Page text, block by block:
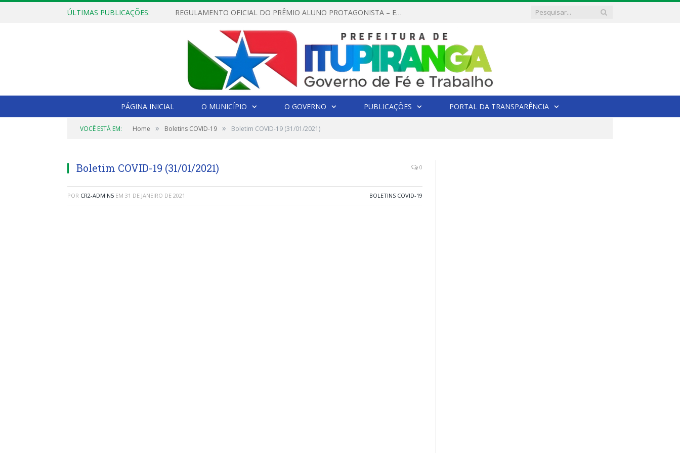
ÚLTIMAS PUBLICAÇÕES: REGULAMENTO OFICIAL DO PRÊMIO ALUNO PROTAGONISTA – EDIÇÃO 2026
PÁGINA INICIAL O MUNICÍPIO O GOVERNO PUBLICAÇÕES PORTAL DA TRANSPARÊNCIA
VOCÊ ESTÁ EM: Home » Boletins COVID-19 » Boletim COVID-19 (31/01/2021)
Boletim COVID-19 (31/01/2021) 0
POR CR2-ADMIN5 EM 31 DE JANEIRO DE 2021 BOLETINS COVID-19